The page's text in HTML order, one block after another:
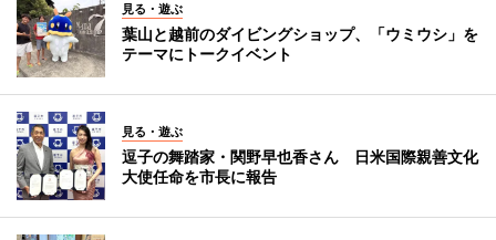
見る・遊ぶ
葉山と越前のダイビングショップ、「ウミウシ」を
テーマにトークイベント
見る・遊ぶ
逗子の舞踏家・関野早也香さん 日米国際親善文化
大使任命を市長に報告